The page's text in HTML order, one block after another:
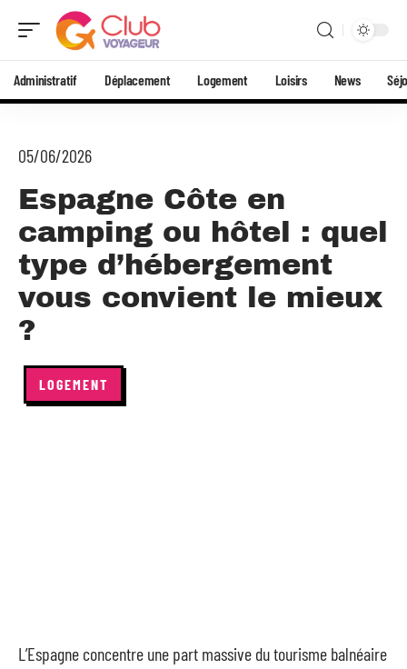
Administratif Déplacement Logement Loisirs News
05/06/2026
Espagne Côte en
camping ou hôtel : quel
type d’hébergement
vous convient le mieux
?
LOGEMENT
L’Espagne concentre une part massive du tourisme balnéaire